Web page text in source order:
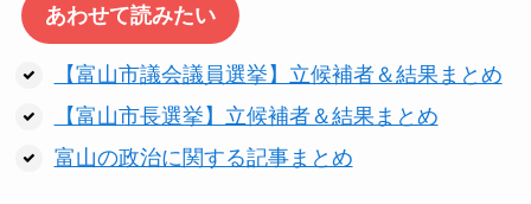
あわせて読みたい
【富山市議会議員選挙】立候補者＆結果まとめ
【富山市長選挙】立候補者＆結果まとめ
富山の政治に関する記事まとめ